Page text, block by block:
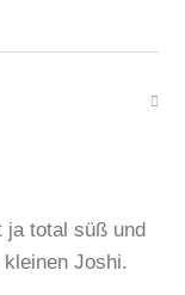
ja total süß und
Joshi.